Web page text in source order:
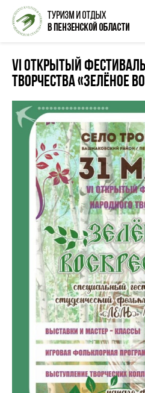
VI открытый
творчества «Зелёное